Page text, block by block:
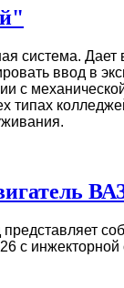
система.
ввод в
с
типах
с инжекторной